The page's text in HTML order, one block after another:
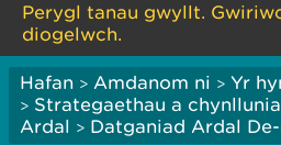
Perygl tanau gwyllt.
diogelwch.
Hafan > Amdanom ni > Yr
> Strategaethau a
Ardal > Datganiad Ardal